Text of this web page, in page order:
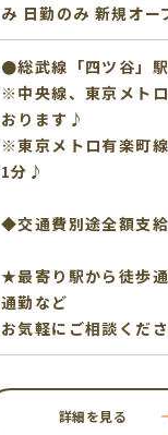
み 日勤のみ 新規オー
●総武線「四ツ谷」
※中央線、東京メト
おります♪
※東京メトロ有楽町
1分♪
◆交通費別途全額支
★最寄り駅から徒歩
通勤など
お気軽にご相談くだ
詳細を見る